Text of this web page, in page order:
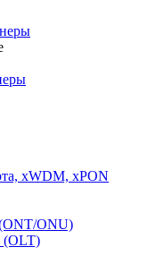
xWDM, xPON
(ONT/ONU)
(OLT)